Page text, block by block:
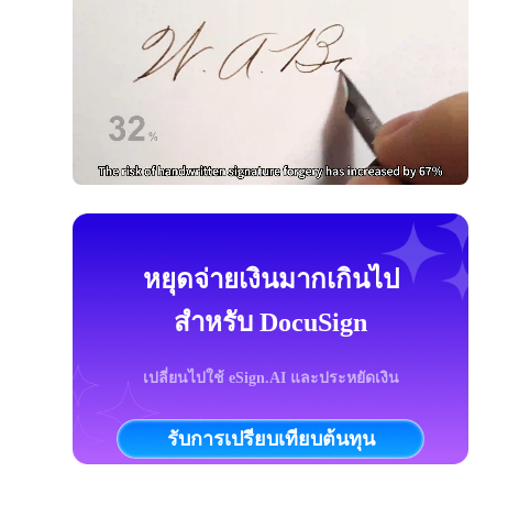
หยุดจ่ายเงินมากเกินไป
สำหรับ DocuSign
เปลี่ยนไปใช้ eSign.AI และประหยัดเงิน
รับการเปรียบเทียบต้นทุน